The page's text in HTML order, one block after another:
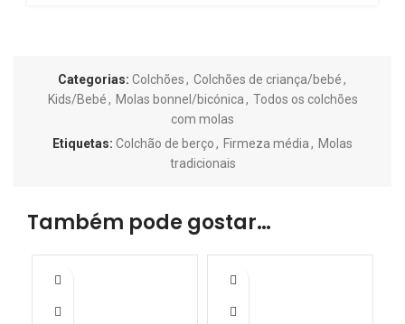
Categorias: Colchões, Colchões de criança/bebé,
Kids/Bebé, Molas bonnel/bicónica, Todos os colchões
com molas
Etiquetas: Colchão de berço, Firmeza média, Molas
tradicionais
Também pode gostar…